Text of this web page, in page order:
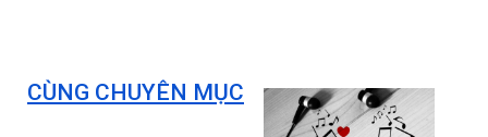
CÙNG CHUYÊN MỤC